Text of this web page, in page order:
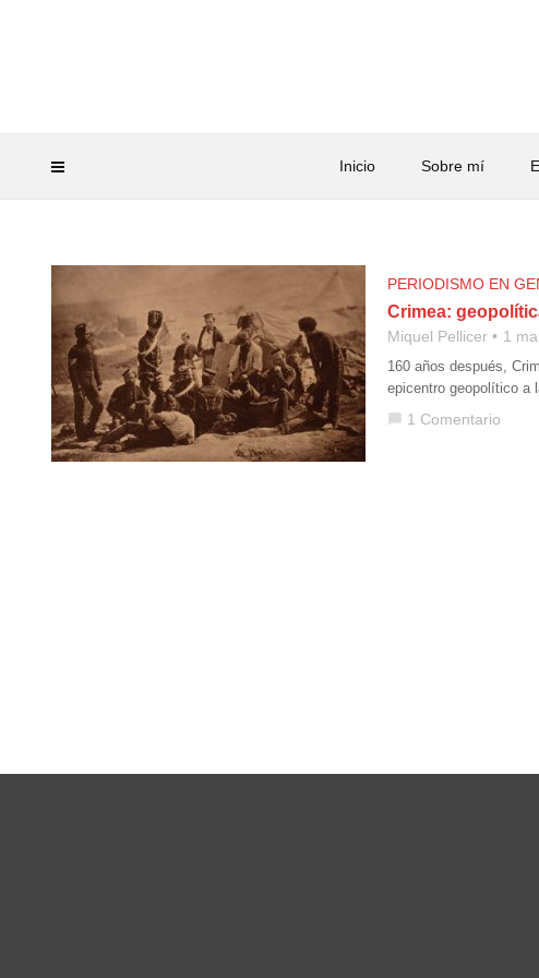
Inicio Sobre mí
PERIODISMO EN
Crimea:
Miquel Pellicer 1
160 años después,
epicentro geopolítico a
chat_bubble 1 Comentario